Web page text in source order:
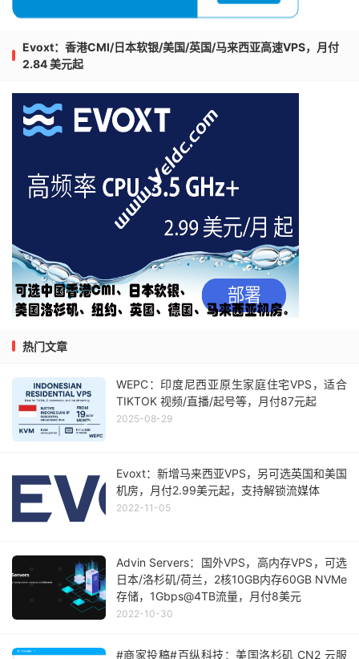
Evoxt：香港CMI/日本软银/美国/英国/马来西亚高速VPS，月付
2.84 美元起
热门文章
WEPC：印度尼西亚原生家庭住宅VPS，适合
TIKTOK 视频/直播/起号等，月付87元起
2025-08-29
Evoxt：新增马来西亚VPS，另可选英国和美国
机房，月付2.99美元起，支持解锁流媒体
2022-11-05
Advin Servers：国外VPS，高内存VPS，可选
日本/洛杉矶/荷兰，2核10GB内存60GB NVMe
存储，1Gbps@4TB流量，月付8美元
2022-10-30
#商家投稿#百纵科技：美国洛杉矶 CN2 云服